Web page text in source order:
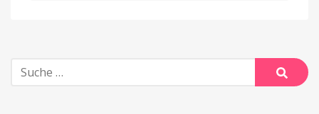
Suche
nach:
Suche